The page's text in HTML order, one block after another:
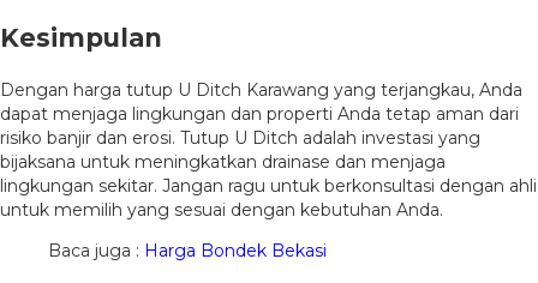
Kesimpulan
Dengan harga tutup U Ditch Karawang yang terjangkau, Anda
dapat menjaga lingkungan dan properti Anda tetap aman dari
risiko banjir dan erosi. Tutup U Ditch adalah investasi yang
bijaksana untuk meningkatkan drainase dan menjaga
lingkungan sekitar. Jangan ragu untuk berkonsultasi dengan ahli
untuk memilih yang sesuai dengan kebutuhan Anda.
Baca juga : Harga Bondek Bekasi